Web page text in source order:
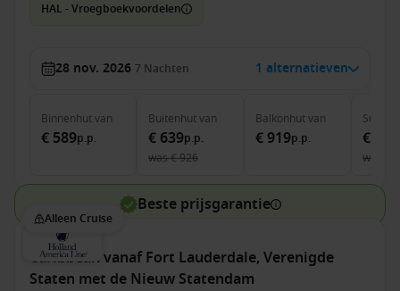
HAL - Vroegboekvoordelen
28 nov. 2026 7 Nachten 1 alternatieven
Binnenhutvan
€ 589p.p.
Buitenhutvan
€ 639p.p.
was€ 926
Balkonhutvan
€ 919p.p.
Suite
€
was
Beste prijsgarantie
Alleen Cruise
Caribbean vanaf Fort Lauderdale, Verenigde
Staten met de Nieuw Statendam